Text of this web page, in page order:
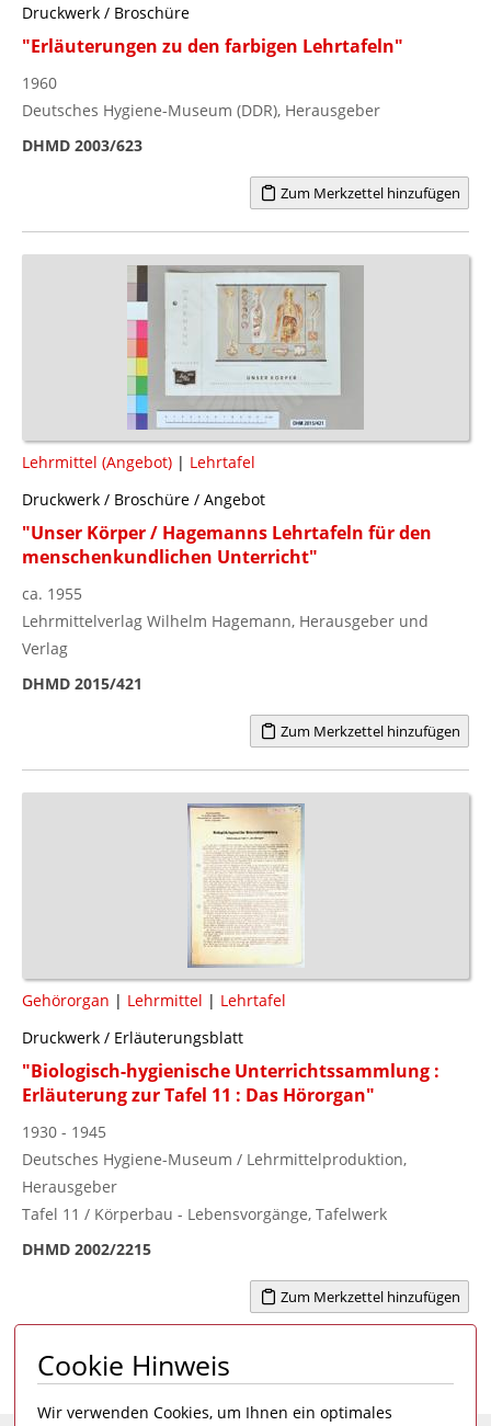
Druckwerk / Broschüre
"Erläuterungen zu den farbigen Lehrtafeln"
1960
Deutsches Hygiene-Museum (DDR), Herausgeber
DHMD 2003/623
Zum Merkzettel hinzufügen
Lehrmittel (Angebot) | Lehrtafel
Druckwerk / Broschüre / Angebot
"Unser Körper / Hagemanns Lehrtafeln für den
menschenkundlichen Unterricht"
ca. 1955
Lehrmittelverlag Wilhelm Hagemann, Herausgeber und
Verlag
DHMD 2015/421
Zum Merkzettel hinzufügen
Gehörorgan | Lehrmittel | Lehrtafel
Druckwerk / Erläuterungsblatt
"Biologisch-hygienische Unterrichtssammlung :
Erläuterung zur Tafel 11 : Das Hörorgan"
1930 - 1945
Deutsches Hygiene-Museum / Lehrmittelproduktion,
Herausgeber
Tafel 11 / Körperbau - Lebensvorgänge, Tafelwerk
DHMD 2002/2215
Zum Merkzettel hinzufügen
Seite 1 von 6 1 2 3 4 ... 6 >
Cookie Hinweis
Wir verwenden Cookies, um Ihnen ein optimales